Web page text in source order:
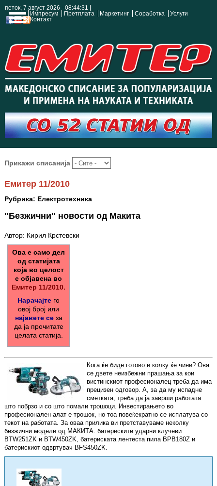
петок, 7 август 2026 - 08:44:32
Импресум
Претплата Маркетинг Соработка
Услуги
Контакт
Прикажи списанија
Емитер 11/2010
Рубрика: Електротехника
"Безжични" новости од Макита
Автор: Кирил Крстевски
Ова е само дел
од статијата
која во целост
е објавена во
Емитер 11/2010.
Нарачајте го
овој број или
најавете сеза
да ја прочитате
целата статија.
Кога ќе биде готово и колку ќе чини? Ова
се двете неизбежни прашања за кои
вистинскиот професионалец треба да има
прецизен одговор. А, за да му испадне
сметката, треба да ја заврши работата
што побрзо и со што помали трошоци. Инвестирањето во
професионален алат е трошок, но тоа повеќекратно се исплатува со
текот на работата. За оваа прилика ви претставуваме неколку
безжични модели од МАКИТА: батериските ударни клучеви
BTW251ZK и BTW450ZK, батериската лентеста пила BPB180Z и
батерискиот одвртувач BFS450ZK.